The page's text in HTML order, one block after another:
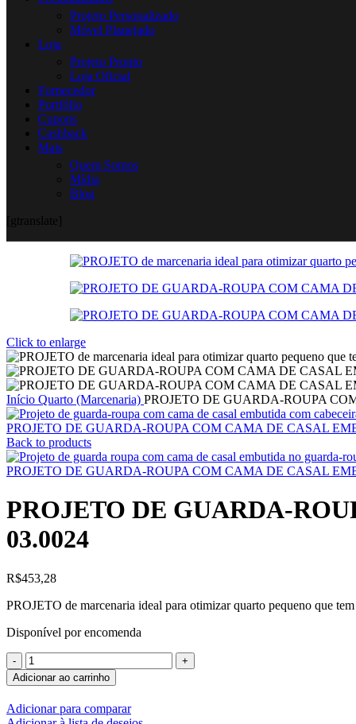
Projeto Personalizado
Móvel Planejado
Loja
Projeto Pronto
Loja Oficial
Fornecedor
Portfólio
Cupons
Cashback
Mais
Quem Somos
Mídia
Blog
[gtranslate]
Click to enlarge
Início Quarto (Marcenaria) PROJETO DE GUARDA-ROUPA
PROJETO DE GUARDA-ROUPA COM CAMA DE CASAL
Back to products
PROJETO DE GUARDA-ROUPA COM CAMA DE CASAL
PROJETO DE GUARDA-
03.0024
R$453,28
PROJETO de marcenaria ideal para otimizar quarto pequeno que
Disponível por encomenda
PROJETO
DE
GUARDA-
ROUPA
COM
Adicionar ao carrinho
Adicionar para comparar